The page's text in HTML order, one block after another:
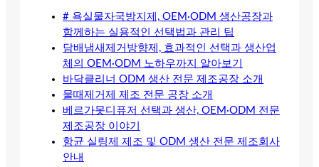
# 욕실물자국방지제, OEM·ODM 생산공장과
함께하는 실용적인 선택법과 관리 팁
담배냄새제거방향제, 효과적인 선택과 생산업
체의 OEM·ODM 노하우까지 알아보기
바닥클리너 ODM 생산 전문 제조공장 소개
물때제거제 제조 전문 공장 소개
베르가못디퓨저 선택과 생산, OEM·ODM 전문
제조공장 이야기
항균 실링제 제조 및 ODM 생산 전문 제조회사
안내